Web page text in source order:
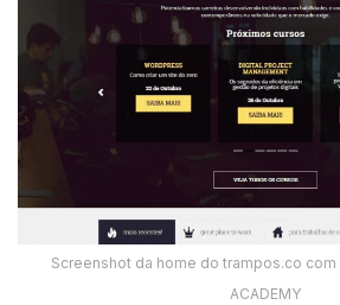
Screenshot da home do trampos.co
ACADEMY